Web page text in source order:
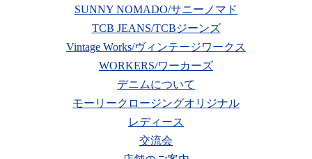
SUNNY NOMADO/サニーノマド
TCB JEANS/TCBジーンズ
Vintage Works/ヴィンテージワークス
WORKERS/ワーカーズ
デニムについて
モーリークロージングオリジナル
レディース
交流会